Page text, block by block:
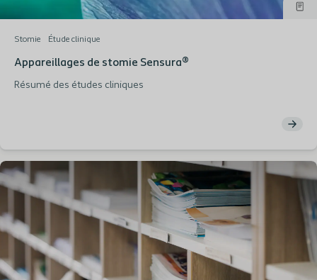
Stomie Étude clinique
Appareillages de stomie Sensura®
Résumé des études cliniques